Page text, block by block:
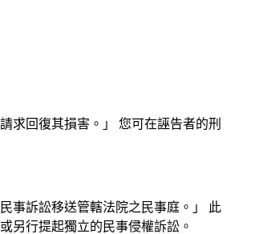
求回復其損害。」 您可在誣告者的刑
事訴訟移送管轄法院之民事庭。」 此
另行提起獨立的民事侵權訴訟。